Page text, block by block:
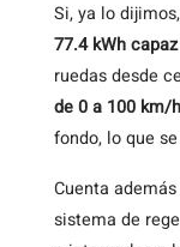
Si, ya lo
77.4 kWh
ruedas desde
de 0 a 100 km/
fondo, lo que
Cuenta
sistema de